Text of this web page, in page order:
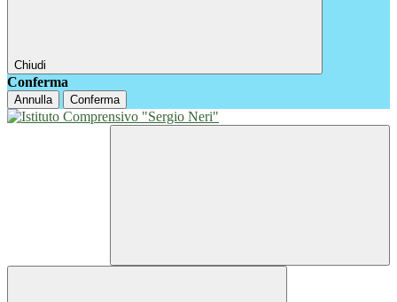
Chiudi
Conferma
Annulla Conferma